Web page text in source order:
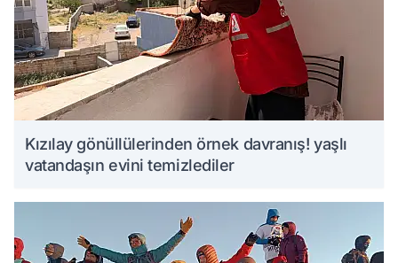
Kızılay gönüllülerinden örnek davranış! yaşlı
vatandaşın evini temizlediler